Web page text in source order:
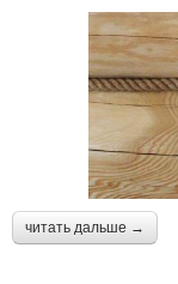
читать дальше →